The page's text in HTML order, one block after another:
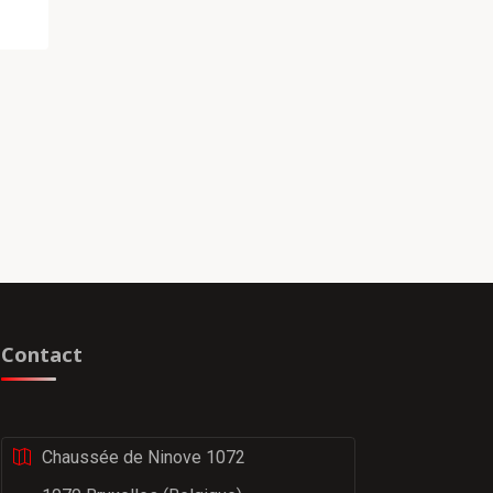
Contact
Chaussée de Ninove 1072